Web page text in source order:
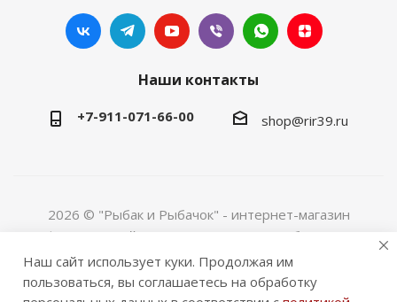
Наши контакты
+7-911-071-66-00 shop@rir39.ru
2026 © "Рыбак и Рыбачок" - интернет-магазин
Информация сайта защищена законом об авторских
правах. Индивидуальный предприниматель Рогов
Сергей Юрьевич. ИНН 390600967290. ОГРНИП
Наш сайт использует куки. Продолжая им
пользоваться, вы соглашаетесь на обработку